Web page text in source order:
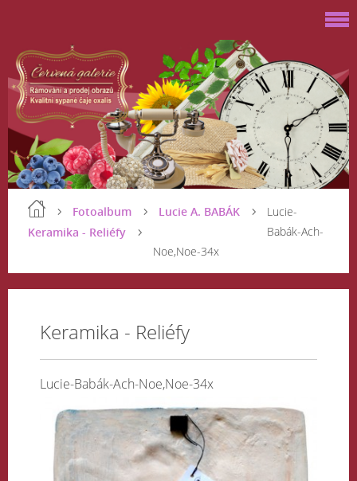
Fotoalbum
Lucie A. BABÁK
Keramika - Reliéfy
Lucie-
Babák-Ach-
Noe,Noe-34x
Keramika - Reliéfy
Lucie-Babák-Ach-Noe,Noe-34x